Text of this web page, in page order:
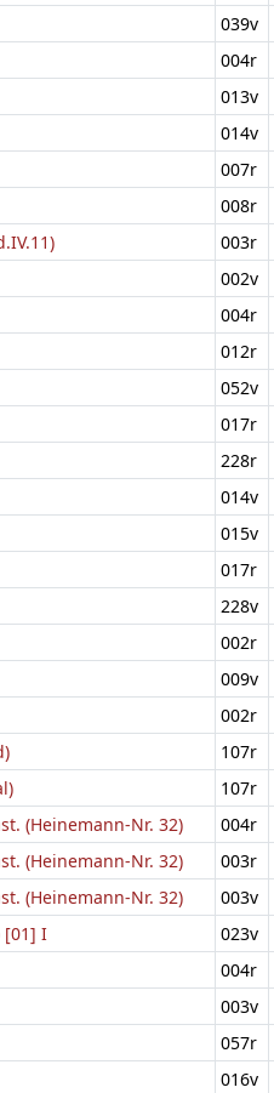
039v
004r
013v
014v
007r
008r
003r
002v
004r
012r
052v
017r
228r
014v
015v
017r
228v
002r
009v
002r
107r
107r
(Heinemann-Nr. 32)
004r
(Heinemann-Nr. 32)
003r
(Heinemann-Nr. 32)
003v
[01] I
023v
004r
003v
057r
016v